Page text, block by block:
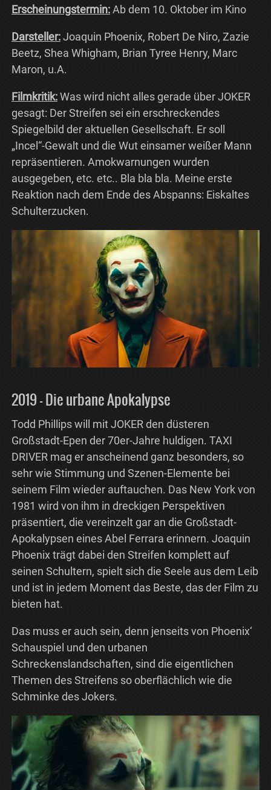
Erscheinungstermin:Ab dem 10. Oktober im Kino
Darsteller:Joaquin Phoenix, Robert De Niro, Zazie
Beetz, Shea Whigham, Brian Tyree Henry, Marc
Maron, u.A.
Filmkritik:Was wird nicht alles gerade über JOKER
gesagt: Der Streifen sei ein erschreckendes
Spiegelbild der aktuellen Gesellschaft. Er soll
„Incel“-Gewalt und die Wut einsamer weißer Mann
repräsentieren. Amokwarnungen wurden
ausgegeben, etc. etc.. Bla bla bla. Meine erste
Reaktion nach dem Ende des Abspanns: Eiskaltes
Schulterzucken.
2019 – Die urbane Apokalypse
Todd Phillips will mit JOKER den düsteren
Großstadt-Epen der 70er-Jahre huldigen. TAXI
DRIVER mag er anscheinend ganz besonders, so
sehr wie Stimmung und Szenen-Elemente bei
seinem Film wieder auftauchen. Das New York von
1981 wird von ihm in dreckigen Perspektiven
präsentiert, die vereinzelt gar an die Großstadt-
Apokalypsen eines Abel Ferrara erinnern. Joaquin
Phoenix trägt dabei den Streifen komplett auf
seinen Schultern, spielt sich die Seele aus dem Leib
und ist in jedem Moment das Beste, das der Film zu
bieten hat.
Das muss er auch sein, denn jenseits von Phoenix‘
Schauspiel und den urbanen
Schreckenslandschaften, sind die eigentlichen
Themen des Streifens so oberflächlich wie die
Schminke des Jokers.